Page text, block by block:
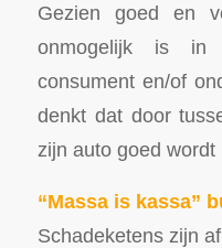
Gezien goed en
onmogelijk is
consument en/of
denkt dat door
zijn auto goed wordt
“Massa is kassa”
Schadeketens zijn